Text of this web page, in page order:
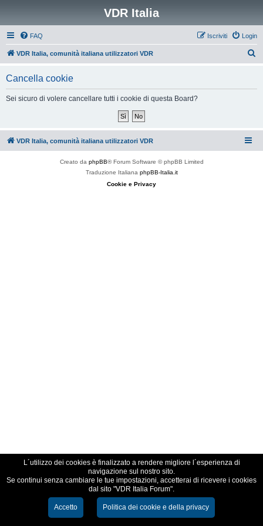
VDR Italia
FAQ Login
Iscriviti
VDR Italia, comunità italiana utilizzatori VDR
Cancella cookie
Sei sicuro di volere cancellare tutti i cookie di questa Board?
VDR Italia, comunità italiana utilizzatori VDR
Creato da phpBB® Forum Software © phpBB Limited
Traduzione Italiana phpBB-Italia.it
Cookie e Privacy
L´utilizzo dei cookies è finalizzato a rendere migliore l´esperienza di
navigazione sul nostro sito.
Se continui senza cambiare le tue impostazioni, accetterai di ricevere i cookies
dal sito "VDR Italia Forum".
Accetto Politica dei cookie e della privacy